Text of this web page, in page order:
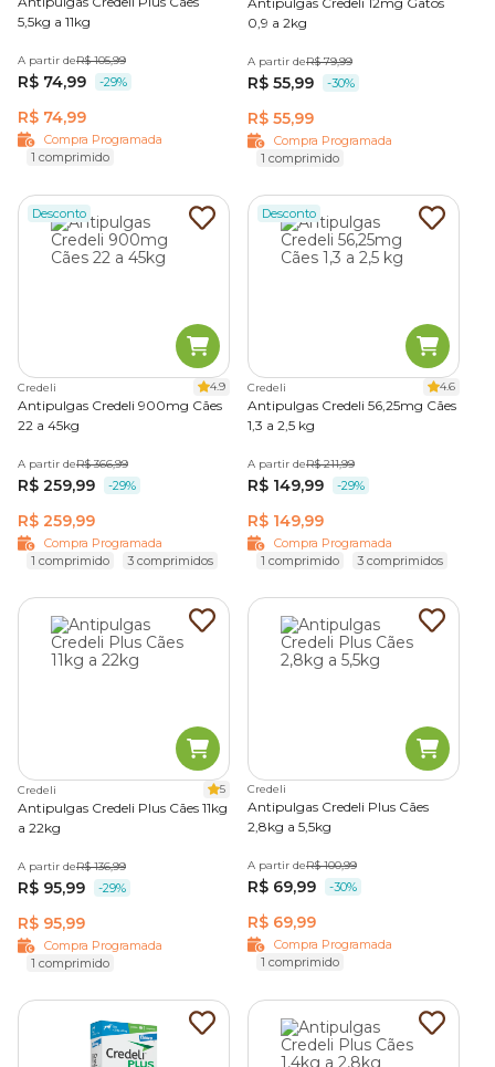
5,5kg a 11kg
A partir deR$ 105,99
R$ 74,99 -29%
R$ 74,99
Compra Programada
1 comprimido
0,9 a 2kg
A partir deR$ 79,99
R$ 55,99 -30%
R$ 55,99
Compra Programada
1 comprimido
Desconto
Credeli 4.9
Antipulgas Credeli 900mg Cães
22 a 45kg
A partir deR$ 366,99
R$ 259,99 -29%
R$ 259,99
Compra Programada
1 comprimido
3 comprimidos
Desconto
Credeli 4.6
Antipulgas Credeli 56,25mg Cães
1,3 a 2,5 kg
A partir deR$ 211,99
R$ 149,99 -29%
R$ 149,99
Compra Programada
1 comprimido
3 comprimidos
Credeli 5
Antipulgas Credeli Plus Cães 11kg
a 22kg
A partir deR$ 136,99
R$ 95,99 -29%
R$ 95,99
Compra Programada
1 comprimido
Credeli
Antipulgas Credeli Plus Cães
2,8kg a 5,5kg
A partir deR$ 100,99
R$ 69,99 -30%
R$ 69,99
Compra Programada
1 comprimido